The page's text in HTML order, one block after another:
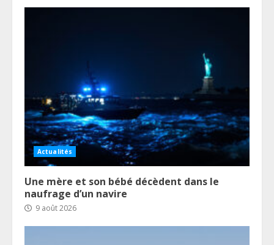
Actualités
Une mère et son bébé décèdent dans le
naufrage d’un navire
9 août 2026